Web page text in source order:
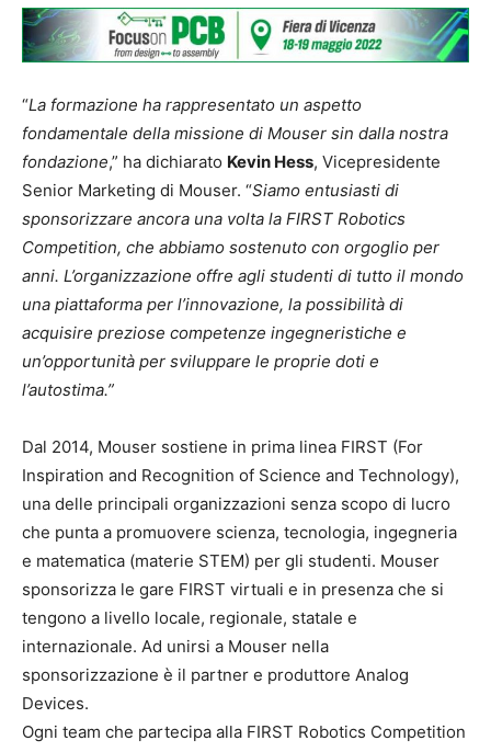
“La formazione ha rappresentato un aspetto
fondamentale della missione di Mouser sin dalla nostra
fondazione,” ha dichiarato Kevin Hess, Vicepresidente
Senior Marketing di Mouser. “Siamo entusiasti di
sponsorizzare ancora una volta la FIRST Robotics
Competition, che abbiamo sostenuto con orgoglio per
anni. L’organizzazione offre agli studenti di tutto il mondo
una piattaforma per l’innovazione, la possibilità di
acquisire preziose competenze ingegneristiche e
un’opportunità per sviluppare le proprie doti e
l’autostima.”
Dal 2014, Mouser sostiene in prima linea FIRST (For
Inspiration and Recognition of Science and Technology),
una delle principali organizzazioni senza scopo di lucro
che punta a promuovere scienza, tecnologia, ingegneria
e matematica (materie STEM) per gli studenti. Mouser
sponsorizza le gare FIRST virtuali e in presenza che si
tengono a livello locale, regionale, statale e
internazionale. Ad unirsi a Mouser nella
sponsorizzazione è il partner e produttore Analog
Devices.
Ogni team che partecipa alla FIRST Robotics Competition